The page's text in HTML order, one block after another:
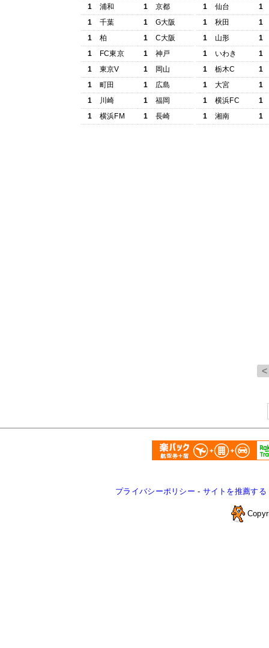
1
浦和 1
京都
1
千葉 1
G大阪
1
柏 1
C大阪
1
FC東京 1
神戸
1
東京V 1
岡山
1
町田 1
広島
1
川崎 1
福岡
1
横浜FM 1 長崎
1
仙台
1
1
秋田
1
1
山形
1
1
いわき
1
1
栃木C
1
1
大宮
1
1
横浜FC
1
1
湘南 1
プライバシーポリシー - サイトを推薦する